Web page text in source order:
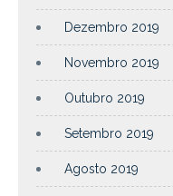
Dezembro 2019
Novembro 2019
Outubro 2019
Setembro 2019
Agosto 2019